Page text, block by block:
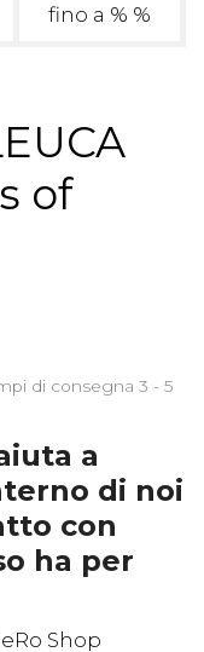
fino a % %
of
di consegna 3 - 5
a
di noi
con
ha per